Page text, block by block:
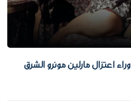
اعتزال مارلين مونرو الشرق